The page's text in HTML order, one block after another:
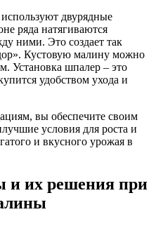
двурядные
ряда натягиваются
ними. Это создает так
Кустовую малину можно
Установка шпалер – это
удобством ухода и
вы обеспечите своим
условия для роста и
и вкусного урожая в
и их решения при